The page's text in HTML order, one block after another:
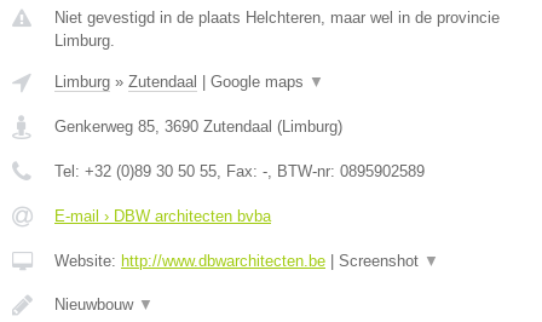
Niet gevestigd in de plaats Helchteren, maar wel in de provincie
Limburg.
Limburg » Zutendaal Google maps ▼
Genkerweg 85 3690 Zutendaal ( Limburg)
Tel: +32 (0)89 30 50 55 , Fax: - , BTW-nr: 0895902589
E-mail › DBW architecten bvba
Website: http://www.dbwarchitecten.be Screenshot ▼
Nieuwbouw ▼